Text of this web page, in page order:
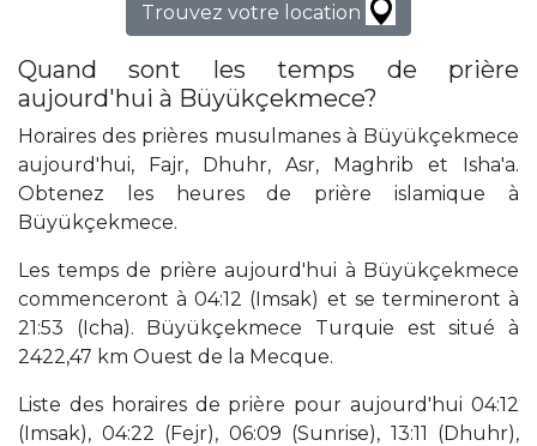
Trouvez votre location
Quand sont les temps de prière
aujourd'hui à Büyükçekmece?
Horaires des prières musulmanes à Büyükçekmece
aujourd'hui, Fajr, Dhuhr, Asr, Maghrib et Isha'a.
Obtenez les heures de prière islamique à
Büyükçekmece.
Les temps de prière aujourd'hui à Büyükçekmece
commenceront à 04:12 (Imsak) et se termineront à
21:53 (Icha). Büyükçekmece Turquie est situé à
2422,47 km Ouest de la Mecque.
Liste des horaires de prière pour aujourd'hui 04:12
(Imsak), 04:22 (Fejr), 06:09 (Sunrise), 13:11 (Dhuhr),